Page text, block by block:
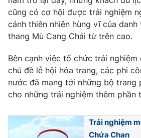
Giải sao mai
Sao
Làm đẹp
Chất lượng cuộc sống
Tuyển sinh
Học trực tuyến
Công nghệ
Hitech Công nghệ tương lai
Sản phẩm
Thị trường
Giao lưu trực tuyến
Lịch phát sóng
Chuyên mục khác
cũng có cơ hội được trải nghiệm
cảnh thiên nhiên hùng vĩ của
thang Mù Cang Chải từ trên cao.
Bên cạnh việc tổ chức trải nghiệm
chủ đề lễ hội hóa trang, các phi
nước đã mang tới những bộ trang
cho những trải nghiệm thêm phần
Trải nghiệm
Chứa Chan